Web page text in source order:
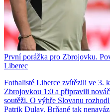
První porážka pro Zbrojovku.
Liberec
Fotbalisté Liberce zvítězili ve 3.
Zbrojovkou 1:0 a připravili
soutěži. O výhře Slovanu
Patrik Dulay. Brňané tak